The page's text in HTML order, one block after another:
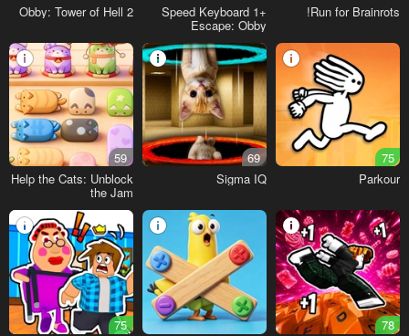
Run for Brainrots!
+1 Speed Keyboard
Escape: Obby
Obby: Tower of Hell 2
75
Parkour
69
Sigma IQ
59
Help the Cats: Unblock
the Jam
78
75